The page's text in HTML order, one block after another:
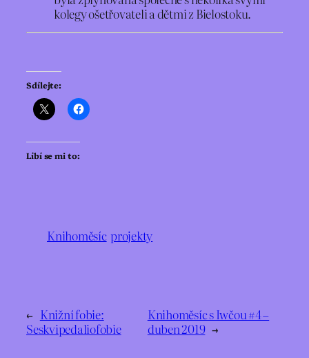
kolegy ošetřovateli a dětmi z Bielostoku.
Sdílejte:
Líbí se mi to:
Knihoměsíc projekty
← Knižní fobie:
Seskvipedaliofobie
Knihoměsíc s Iwčou #4 –
duben 2019 →